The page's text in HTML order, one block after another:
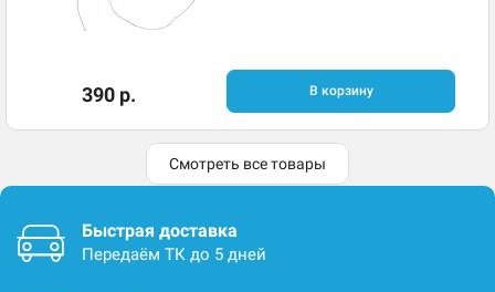
390 р. В корзину
Смотреть все товары
Быстрая доставка
Передаём ТК до 5 дней